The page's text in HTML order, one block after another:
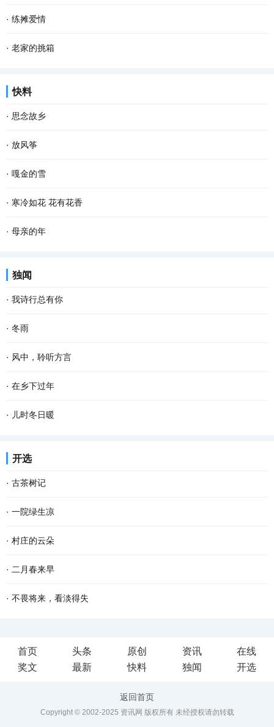
的浇灌久旱的粮田， 让干涸的良苗尽情享受绵绵...
款款地走来 春风敲醒冰封的泥土 苏醒了沉睡的种子 一种力量在酥软
的泥土里萌动 一个希望在春光里勃发 萌发生长...
念湖，一个藏在云南乌蒙山腹地的高原湖泊，烟波浩渺，碧水茫茫。
冬天的念湖，有着一种自然、简约的美。远山连绵，湖水深流。而树
· 练摊爱情
近日来，“地摊”这个词突然火爆起来，网络上出现各种各样的地摊文
· 老家的挑箱
快料
· 思念故乡
回忆，那么细碎，那么悠长；故乡，那么遥远，那么忧伤。没有故
乡，自己属于谁？没有路标，哪里是归宿？时代头也不回地疾行，故
乡最朴素最亲切的气息，一幕幕的景象在眼前滑过...
· 放风筝
阳春三月是放风筝的好季节，歌里也唱——又是一年三月三，风筝飞
满天。其实若按夏历三月，气温已经上来了，太阳也有些晒，所以过
了二月二龙抬头，就是外出踏青、纸鸢纷飞的好...
· 嘎金的雪
清晨，飘落了一夜的雪花随着呦呦鹿鸣停止了飞舞。雪花漂白了整个
世界，嘎金雪地里凌乱的足迹爆露了夜的秘密，只可惜没有目睹盛大
· 寒冷如花 花有花香
只要一进院子，西厢房边上的那棵柿子树就会唤醒画画的梦想，太美
· 母亲的年
独闻
· 我诗行总有你
还是喜欢清晨醒来 品一首诗读出相遇 倾听你那温暖的呼吸 我的文字
带孤独治愈 是否将你旋入相思的诗章 读出缺爱的默契 寻找从云端酝
酿已久相惜 生命中那人，会不会把我弄丢？ 这...
· 冬雨
撑着一把花蓝伞 走在无人的街上 左手握着冷风，右手牵着寒雨 和孤
独结伴，和寂寞成双 我想把冬天望穿 寻到花开的模样 拐角处，那一
抹绿盈盈含香 冬天，在伞下闪闪发烫 走过的路...
· 风中，聆听方言
远道而来的风 从对面的塔楼俯冲下来 破窗而入 掀动了桌面上，蜷缩
着 不敢大声说话的方言 菱形的那一块 镌刻着村落的样子 斜插在正中
· 在乡下过年
过年是一生中最 幸福 的时刻。 住在城里，每到年关，我都怀念那些
· 儿时冬日暖
开选
· 古茶树记
南方有嘉木，东门出古茶。 横亘南疆的十万大山状如巨螯，分成南北
两岭，螯尖直指西南。南岭为十万大山主脉。北岭略小，方志谓之余
脉。顶峰名雷浦茶。我以为地名有误，为何不是...
· 一院绿生凉
又到一年植树节，想起老家屋前屋后的树木来。 老家三间瓦房，隔着
花墙，在黑漆大门旁斜伸着一株樱桃树。那株樱桃，不知是何时栽
的，倚着水沟，长得歪歪扭扭，却极力把身子倚向...
· 村庄的云朵
在村庄里，更多的时候，人们看到的都是一朵云起，却没有时间一直
看到一朵云飘向何方。人们总是忙着低头劳作或是赶路，没有时间跟
· 二月春来早
二月的大地，已过立春节气，这就是春天了。 只是春风料峭，倒春寒
深处已被喊醒，春天的温暖势不可挡，无论是天...
· 不畏将来，看淡得失
历在目。然而故事却再也无法重演了。 物是人非事事休，唯有剩
首页 头条 原创 资讯
在线
奖文
最新 快料 独闻 开选
返回首页
Copyright © 2002-2025 资讯网 版权所有 未经授权请勿转载